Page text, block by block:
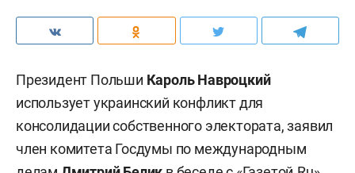
Президент Польши Кароль Навроцкий
использует украинский конфликт для
консолидации собственного электората, заявил
член комитета Госдумы по международным